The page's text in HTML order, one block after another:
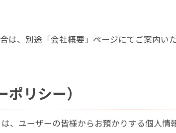
は、別途「会社概要」ページにてご案内い
リシー）
、ユーザーの皆様からお預かりする個人情